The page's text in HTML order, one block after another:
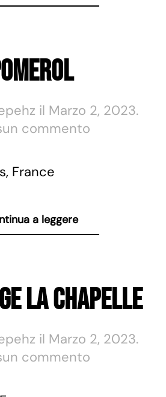
il Marzo 2, 2023.
commento
France
a leggere
La Chapelle
il Marzo 2, 2023.
commento